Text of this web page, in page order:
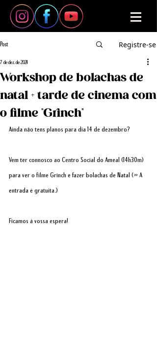
Post Registre-se
Workshop de bolachas de
natal + tarde de cinema com
o filme "Grinch"
7 de dez. de 2024
Ainda não tens planos para dia 14 de dezembro?
Vem ter connosco ao Centro Social do Ameal (14h30m)
para ver o filme Grinch e fazer bolachas de Natal (» A
entrada é gratuita.)
Ficamos à vossa espera!